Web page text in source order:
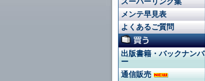
メンテ早見表
よくあるご質問
出版書籍・バックナンバ
ー
通信販売